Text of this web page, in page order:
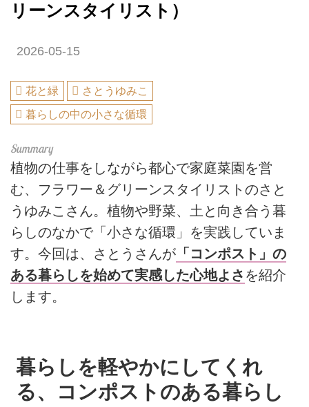
リーンスタイリスト）
2026-05-15
花と緑
さとうゆみこ
暮らしの中の小さな循環
植物の仕事をしながら都心で家庭菜園を営
む、フラワー＆グリーンスタイリストのさと
うゆみこさん。植物や野菜、土と向き合う暮
らしのなかで「小さな循環」を実践していま
す。今回は、さとうさんが 「コンポスト」の
ある暮らしを始めて実感した心地よさ を紹介
します。
暮らしを軽やかにしてくれ
る、コンポストのある暮らし